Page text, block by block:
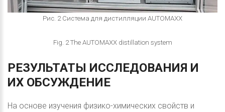
Рис. 2 Система для дистилляции AUTOMAXX
Fig. 2 The AUTOMAXX distillation system
РЕЗУЛЬТАТЫ ИССЛЕДОВАНИЯ И
ИХ ОБСУЖДЕНИЕ
На основе изучения физико-химических свойств и